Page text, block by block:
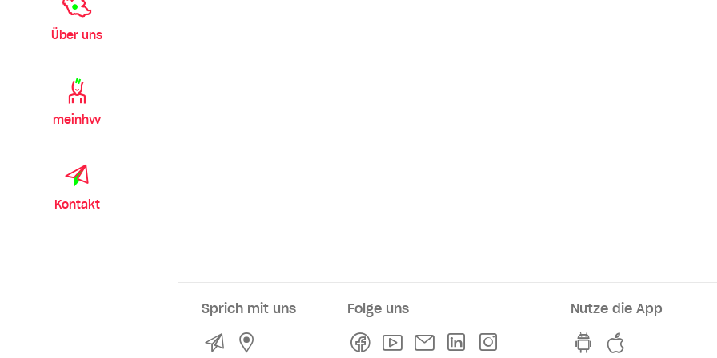
Über uns
meinhvv
Kontakt
Sprich mit uns
KontaktService- und Verkaufsstellen
Folge uns
FacebookYoutubeNewsletterLinkedln
Nutze die App
hvv switch App